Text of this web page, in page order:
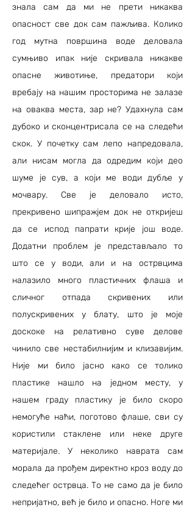
знала сам да ми не прети никаква
опасност све док сам пажљива. Колико
год мутна површина воде деловала
сумњиво ипак није скривала никакве
опасне животиње, предатори који
вребају на нашим просторима не залазе
на оваква места, зар не? Удахнула сам
дубоко и сконцентрисала се на следећи
скок. У почетку сам лепо напредовала,
али нисам могла да одредим који део
шуме је сув, а који ме води дубље у
мочвару. Све је деловало исто,
прекривено шипражјем док не откријеш
да се испод папрати крије још воде.
Додатни проблем је представљало то
што се у води, али и на острвцима
налазило много пластичних флаша и
сличног отпада скривених или
полускривених у блату, што је моје
доскоке на релативно суве делове
чинило све нестабилнијим и клизавијим.
Није ми било јасно како се толико
пластике нашло на једном месту, у
нашем граду пластику је било скоро
немогуће наћи, поготово флаше, сви су
користили стаклене или неке друге
материјале. У неколико наврата сам
морала да прођем директно кроз воду до
следећег острвца. То не само да је било
непријатно, већ је било и опасно. Ноге ми